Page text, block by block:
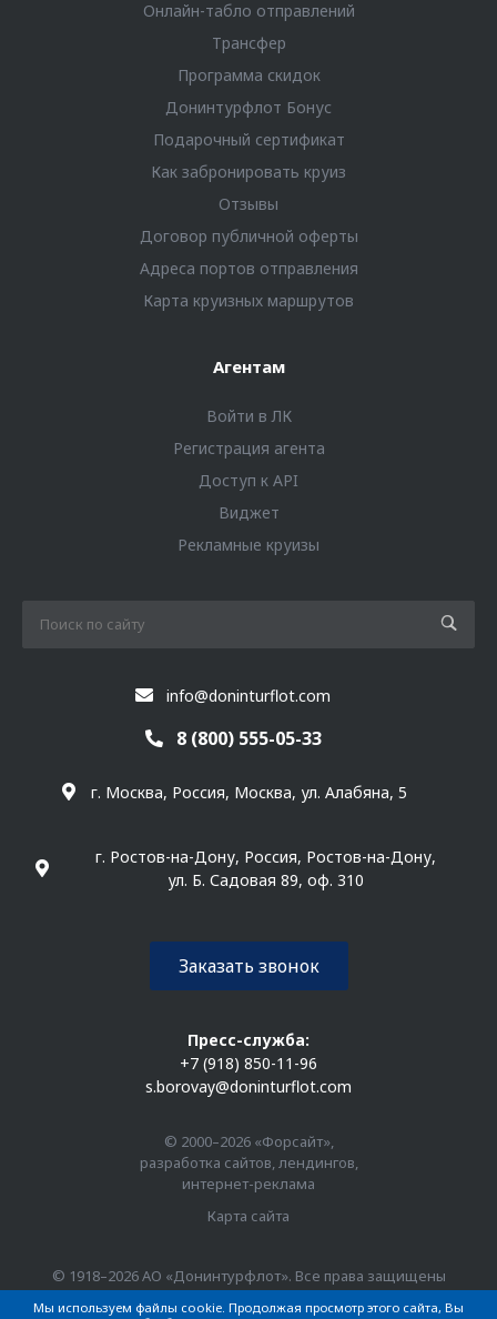
Онлайн-табло отправлений
Трансфер
Программа скидок
Донинтурфлот Бонус
Подарочный сертификат
Как забронировать круиз
Отзывы
Договор публичной оферты
Адреса портов отправления
Карта круизных маршрутов
Агентам
Войти в ЛК
Регистрация агента
Доступ к API
Виджет
Рекламные круизы
info@doninturflot.com
8 (800) 555-05-33
г. Москва, Россия, Москва, ул. Алабяна, 5
г. Ростов-на-Дону, Россия, Ростов-на-Дону,
ул. Б. Садовая 89, оф. 310
Заказать звонок
Пресс-служба:
+7 (918) 850-11-96
s.borovay@doninturflot.com
© 2000–2026 «Форсайт»,
разработка сайтов, лендингов,
интернет-реклама
Карта сайта
© 1918–2026 АО «Донинтурфлот». Все права защищены
Мы используем файлы cookie. Продолжая просмотр этого сайта, Вы